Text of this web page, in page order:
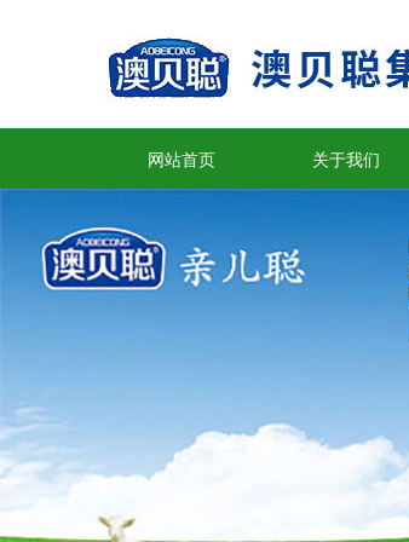
网站首页 关于我们